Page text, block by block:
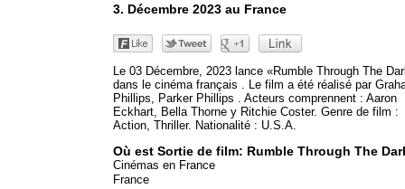
3. Décembre 2023 au France
Le 03 Décembre, 2023 lance «Rumble Through The
dans le cinéma français . Le film a été réalisé par
Phillips, Parker Phillips . Acteurs comprennent : Aaron
Eckhart, Bella Thorne y Ritchie Coster. Genre de film :
Action, Thriller. Nationalité : U.S.A.
Où est Sortie de film: Rumble Through The
Cinémas en France
France